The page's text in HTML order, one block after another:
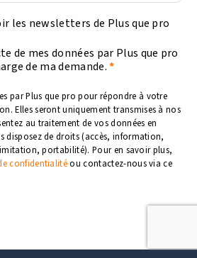
les newsletters de Plus que pro
de mes données par Plus que pro
de ma demande.
par Plus que pro pour répondre à votre
Elles seront uniquement transmises à nos
au traitement de vos données en
disposez de droits (accès, information,
portabilité). Pour en savoir plus,
confidentialitéou contactez-nous via ce